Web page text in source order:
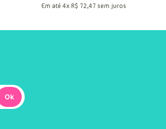
Em até 4xR$ 72,47 sem juros
Ok